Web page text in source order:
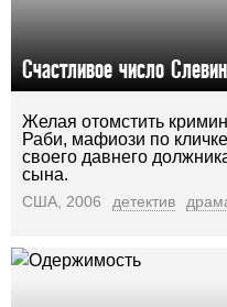
Счастливое число
Желая отомстить
Раби, мафиози по
своего давнего
сына.
США, 2006 детектив